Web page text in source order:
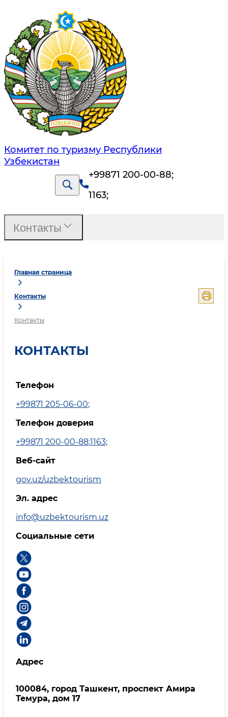
Комитет по туризму Республики
Узбекистан
+99871 200-00-88;
1163;
Главная страница
Контакты
Контакты
КОНТАКТЫ
Телефон
+99871 205-06-00;
Телефон доверия
+99871 200-00-88;1163;
Веб-сайт
gov.uz/uzbektourism
Эл. адрес
info@uzbektourism.uz
Социальные сети
Адрес
100084, город Ташкент, проспект Амира
Темура, дом 17
Контакты